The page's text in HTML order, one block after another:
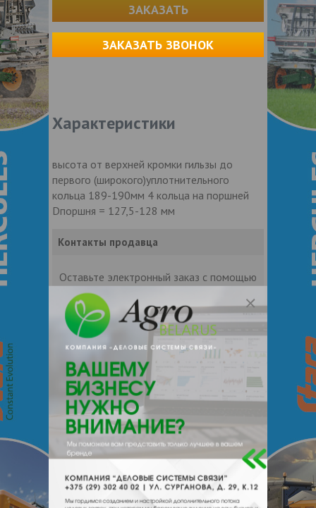
ЗАКАЗАТЬ
ЗАКАЗАТЬ ЗВОНОК
Характеристики
высота от верхней кромки гильзы до
первого (широкого)уплотнительного
кольца 189-190мм 4 кольца на поршней
Dпоршня = 127,5-128 мм
Контакты продавца
Оставьте электронный заказ с помощью
кнопки "Заказать" и мы подберем для
Вас подходящую компанию
поставщика.